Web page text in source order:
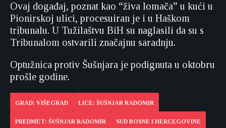
Ovaj događaj, poznat kao “živa lomača” u kući u
Pionirskoj ulici, procesuiran je i u Haškom
tribunalu. U Tužilaštvu BiH su naglasili da su s
Tribunalom ostvarili značajnu saradnju.
Optužnica protiv Šušnjara je podignuta u oktobru
prošle godine.
GRAD: VIŠEGRAD LICE: ŠUŠNJAR RADOMIR
PREDMET: ŠUŠNJAR RADOMIR SUD BOSNE I HERCEGOVINE